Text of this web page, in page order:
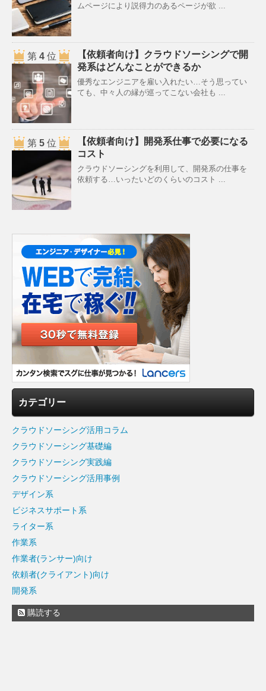
ムページにより説得力のあるページが欲 ...
第 4位
【依頼者向け】クラウドソーシングで開
発系はどんなことができるか
優秀なエンジニアを雇い入れたい…そう思ってい
ても、中々人の縁が巡ってこない会社も ...
第 5位
【依頼者向け】開発系仕事で必要になる
コスト
クラウドソーシングを利用して、開発系の仕事を
依頼する…いったいどのくらいのコスト ...
カテゴリー
クラウドソーシング活用コラム
クラウドソーシング基礎編
クラウドソーシング実践編
クラウドソーシング活用事例
デザイン系
ビジネスサポート系
ライター系
作業系
作業者(ランサー)向け
依頼者(クライアント)向け
開発系
購読する